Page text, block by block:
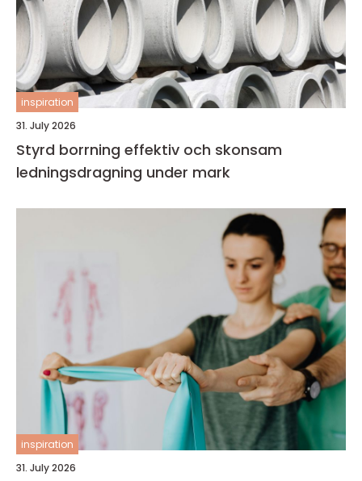
inspiration
31. July 2026
Styrd borrning effektiv och skonsam
ledningsdragning under mark
inspiration
31. July 2026